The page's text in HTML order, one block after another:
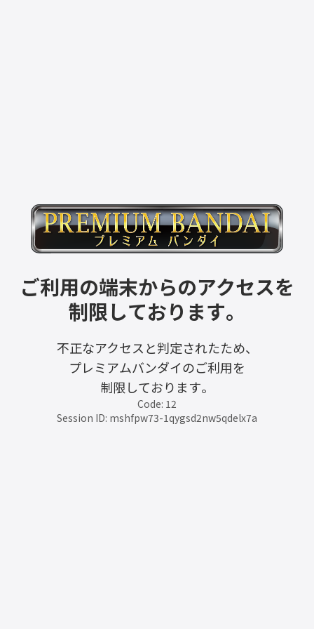
ご利用の端末からのアクセスを
制限しております。
不正なアクセスと判定されたため、
プレミアムバンダイのご利用を
制限しております。
Code: 12
Session ID: mshfpw73-1qygsd2nw5qdelx7a